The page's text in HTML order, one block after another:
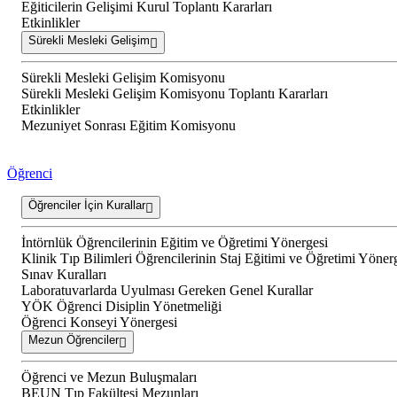
Eğiticilerin Gelişimi Kurul Toplantı Kararları
Etkinlikler
Sürekli Mesleki Gelişim
Sürekli Mesleki Gelişim Komisyonu
Sürekli Mesleki Gelişim Komisyonu Toplantı Kararları
Etkinlikler
Mezuniyet Sonrası Eğitim Komisyonu
Öğrenci
Öğrenciler İçin Kurallar
İntörnlük Öğrencilerinin Eğitim ve Öğretimi Yönergesi
Klinik Tıp Bilimleri Öğrencilerinin Staj Eğitimi ve Öğretimi
Sınav Kuralları
Laboratuvarlarda Uyulması Gereken Genel Kurallar
YÖK Öğrenci Disiplin Yönetmeliği
Öğrenci Konseyi Yönergesi
Mezun Öğrenciler
Öğrenci ve Mezun Buluşmaları
BEUN Tıp Fakültesi Mezunları